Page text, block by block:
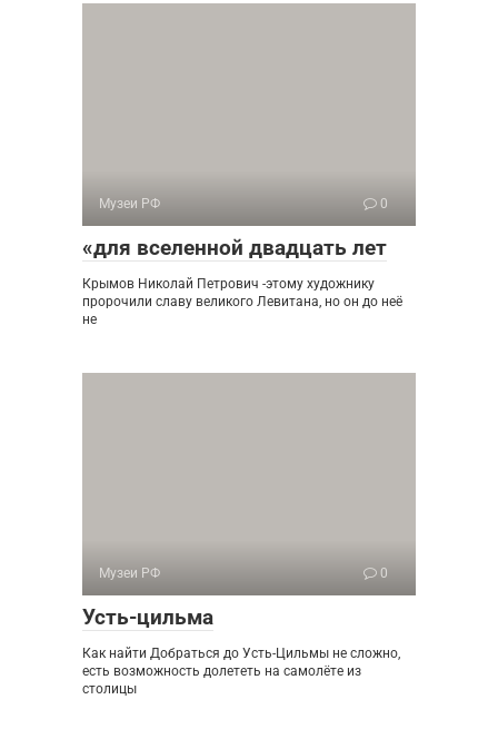
Музеи РФ 0
«для вселенной двадцать лет
Крымов Николай Петрович -этому художнику
пророчили славу великого Левитана, но он до неё
не
Музеи РФ 0
Усть-цильма
Как найти Добраться до Усть-Цильмы не сложно,
есть возможность долететь на самолёте из
столицы